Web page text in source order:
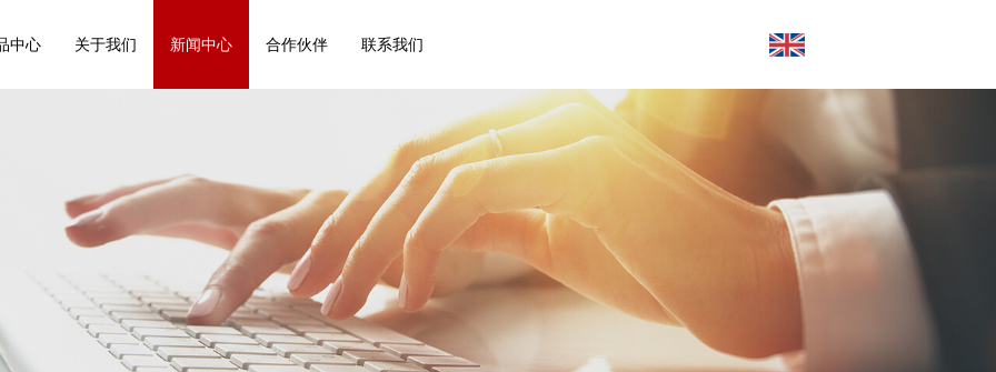
中心 关于我们 新闻中心 合作伙伴 联系我们